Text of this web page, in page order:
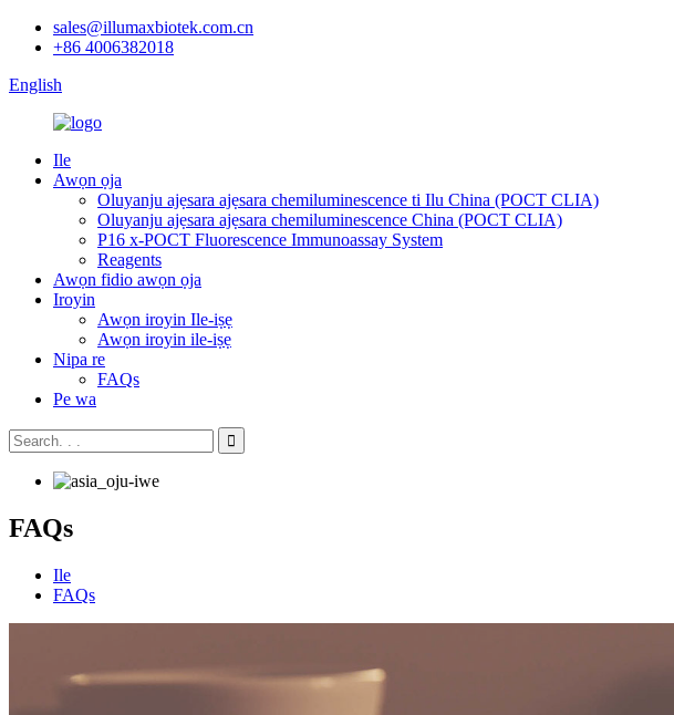
sales@illumaxbiotek.com.cn
+86 4006382018
English
Ile
Awọn ọja
Oluyanju ajẹsara ajẹsara chemiluminescence ti Ilu China (POCT CLIA)
Oluyanju ajẹsara ajẹsara chemiluminescence China (POCT CLIA)
P16 x-POCT Fluorescence Immunoassay System
Reagents
Awọn fidio awọn ọja
Iroyin
Awọn iroyin Ile-iṣẹ
Awọn iroyin ile-iṣẹ
Nipa re
FAQs
Pe wa
FAQs
Ile
FAQs